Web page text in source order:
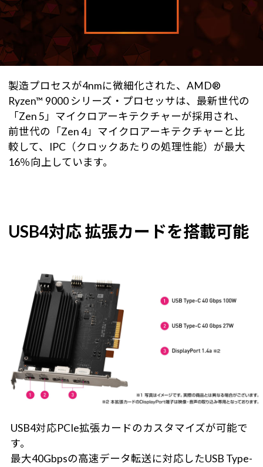
製造プロセスが4nmに微細化された、AMD®
Ryzen™ 9000 シリーズ・プロセッサは、最新世代の
「Zen 5」マイクロアーキテクチャーが採用され、
前世代の「Zen 4」マイクロアーキテクチャーと比
較して、IPC（クロックあたりの処理性能）が最大
16％向上しています。
USB4対応 拡張カードを搭載可能
USB4対応PCIe拡張カードのカスタマイズが可能で
す。
最大40Gbpsの高速データ転送に対応したUSB Type-